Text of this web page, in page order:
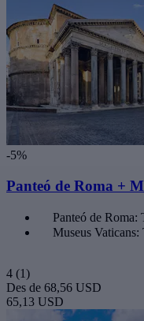
-5%
Panteó de Roma +
Panteó de
Museus Vaticans:
4 (1)
Des de 68,56 USD
65,13 USD